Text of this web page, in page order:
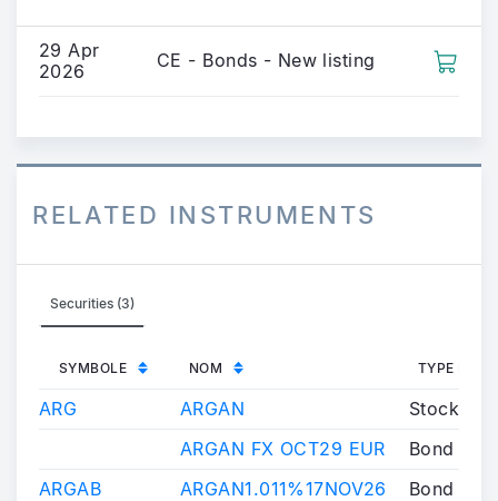
29 Apr
2026
CE - Bonds - New listing
RELATED INSTRUMENTS
Securities (3)
SYMBOLE NOM TYPE
ARG ARGAN
Stock
ARGAN FX OCT29 EUR
Bond
ARGAB
ARGAN1.011%17NOV26 Bond